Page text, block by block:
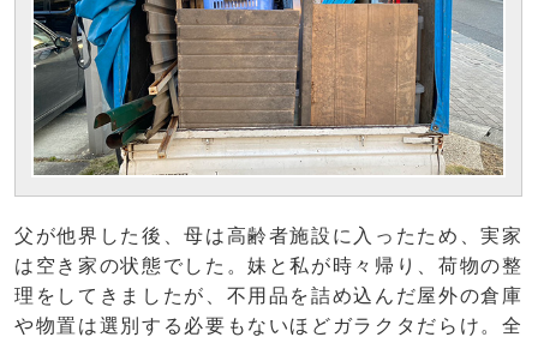
父が他界した後、母は高齢者施設に入ったため、実家
は空き家の状態でした。妹と私が時々帰り、荷物の整
理をしてきましたが、不用品を詰め込んだ屋外の倉庫
や物置は選別する必要もないほどガラクタだらけ。全